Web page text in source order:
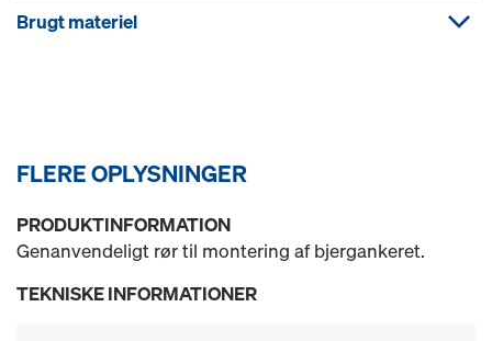
Brugt materiel
FLERE OPLYSNINGER
PRODUKTINFORMATION
Genanvendeligt rør til montering af bjergankeret.
TEKNISKE INFORMATIONER